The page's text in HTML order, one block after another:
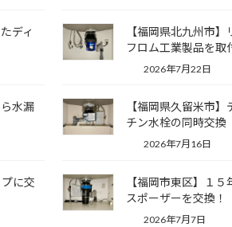
ディ
【福岡県北九州市
フロム工業製品を取
2026年7月22日
水漏
【福岡県久留米市
チン水栓の同時交換
2026年7月16日
に交
【福岡市東区】１
スポーザーを交換！
2026年7月7日